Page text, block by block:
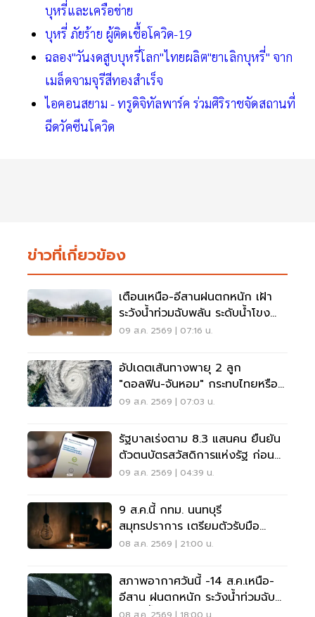
บุหรี่และเครือข่าย
บุหรี่ ภัยร้าย ผู้ติดเชื้อโควิด-19
ฉลอง"วันงดสูบบุหรี่โลก"ไทยผลิต"ยาเลิกบุหรี่" จาก
เมล็ดจามจุรีสีทองสำเร็จ
ไอคอนสยาม - ทรูดิจิทัลพาร์ค ร่วมศิริราชจัดสถานที่
ฉีดวัคซีนโควิด
ข่าวที่เกี่ยวข้อง
เตือนเหนือ-อีสานฝนตกหนัก เฝ้า
ระวังน้ำท่วมฉับพลัน ระดับน้ำโขง
เพิ่มสูง
09 ส.ค. 2569 | 07:16 น.
อัปเดตเส้นทางพายุ 2 ลูก
"ดอลฟิน-จันหอม" กระทบไทยหรือ
ไม่ เช็กเลย
09 ส.ค. 2569 | 07:03 น.
รัฐบาลเร่งตาม 8.3 แสนคน ยืนยัน
ตัวตนบัตรสวัสดิการแห่งรัฐ ก่อน
พลาดสิทธิ
09 ส.ค. 2569 | 04:39 น.
9 ส.ค.นี้ กทม. นนทบุรี
สมุทรปราการ เตรียมตัวรับมือ
'ไฟฟ้าดับ' หลายจุด
08 ส.ค. 2569 | 21:00 น.
สภาพอากาศวันนี้ -14 ส.ค.เหนือ-
อีสาน ฝนตกหนัก ระวังน้ำท่วมฉับ
พลัน น้ำป่าไหลหลาก